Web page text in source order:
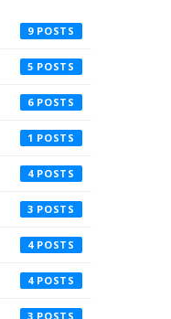
9
5
6
1
4
3
4
4
3